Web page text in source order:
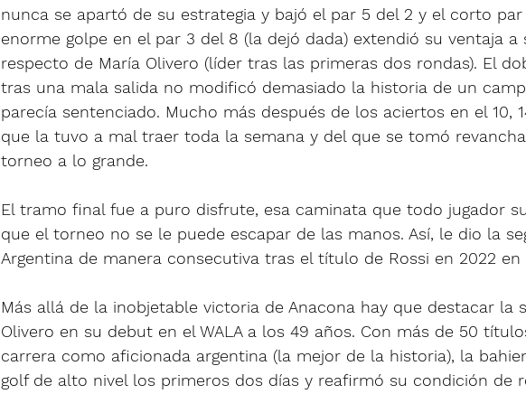
nunca se apartó de su estrategia y bajó el par 5 del 2 y el corto par
enorme golpe en el par 3 del 8 (la dejó dada) extendió su ventaja a
respecto de María Olivero (líder tras las primeras dos rondas). El
tras una mala salida no modificó demasiado la historia de un
parecía sentenciado. Mucho más después de los aciertos en el 10,
que la tuvo a mal traer toda la semana y del que se tomó
torneo a lo grande.
El tramo final fue a puro disfrute, esa caminata que todo jugador
que el torneo no se le puede escapar de las manos. Así, le dio la
Argentina de manera consecutiva tras el título de Rossi en 2022 en
Más allá de la inobjetable victoria de Anacona hay que destacar la
Olivero en su debut en el WALA a los 49 años. Con más de 50
carrera como aficionada argentina (la mejor de la historia), la
golf de alto nivel los primeros dos días y reafirmó su condición de